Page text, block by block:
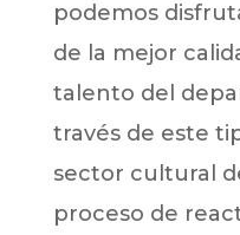
podemos
de la mejor
talento del
través de este
sector cultural
proceso de